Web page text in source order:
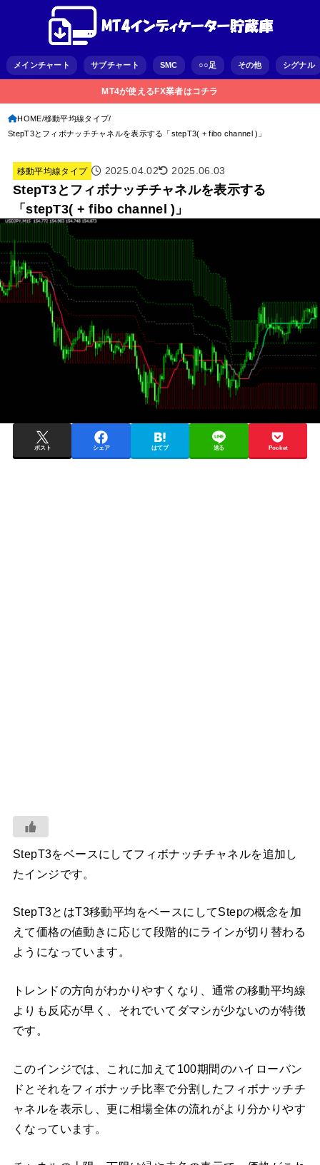
メインチャート サブチャート SMC ○○足 その他 シグナル
MT4が使えるFX業者はコチラ
HOME 移動平均線タイプ
StepT3とフィボナッチチャネルを表示する「stepT3( + fibo channel )」
移動平均線タイプ 2025.04.02 2025.06.03
StepT3とフィボナッチチャネルを表示する
「stepT3( + fibo channel )」
ポスト シェア はてブ 送る Pocket
StepT3をベースにしてフィボナッチチャネルを追加し
たインジです。
StepT3とはT3移動平均をベースにしてStepの概念を加
えて価格の値動きに応じて段階的にラインが切り替わる
ようになっています。
トレンドの方向がわかりやすくなり、通常の移動平均線
よりも反応が早く、それでいてダマシが少ないのが特徴
です。
このインジでは、これに加えて100期間のハイローバン
ドとそれをフィボナッチ比率で分割したフィボナッチチ
ャネルを表示し、更に相場全体の流れがより分かりやす
くなっています。